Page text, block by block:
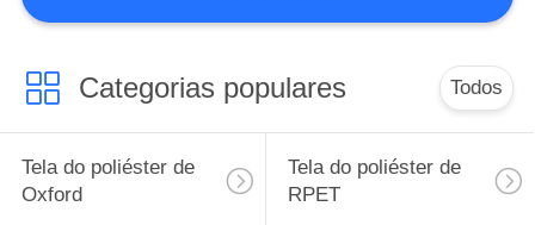
CONTROLE
QUALIDADE
CONTACTE-
NOS
Categorias populares Todos
Tela do poliéster de
Oxford
Tela do poliéster de
RPET